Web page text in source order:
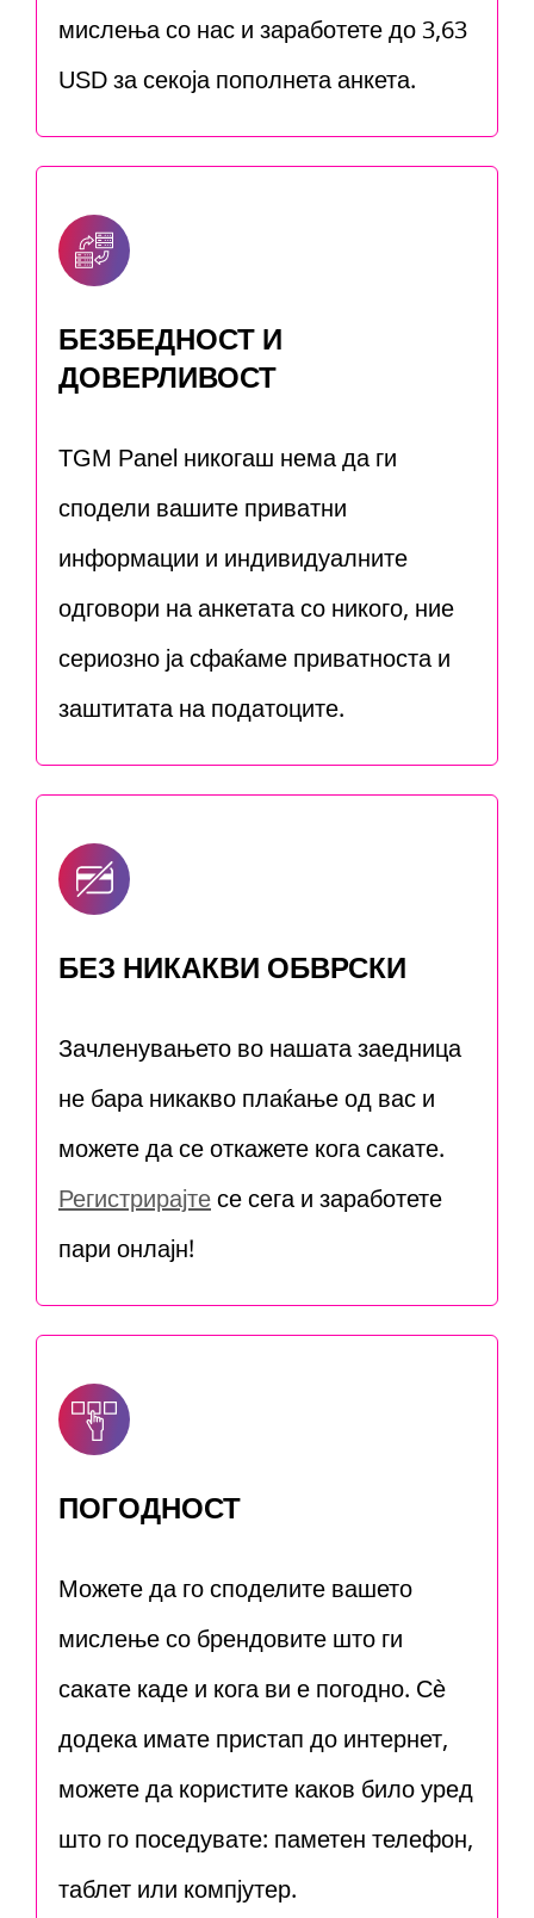
мислења со нас и заработете до 3,63
USD за секоја пополнета анкета.
БЕЗБЕДНОСТ И
ДОВЕРЛИВОСТ
TGM Panel никогаш нема да ги
сподели вашите приватни
информации и индивидуалните
одговори на анкетата со никого, ние
сериозно ја сфаќаме приватноста и
заштитата на податоците.
БЕЗ НИКАКВИ ОБВРСКИ
Зачленувањето во нашата заедница
не бара никакво плаќање од вас и
можете да се откажете кога сакате.
Регистрирајтесе сега и заработете
пари онлајн!
ПОГОДНОСТ
Можете да го споделите вашето
мислење со брендовите што ги
сакате каде и кога ви е погодно. Сè
додека имате пристап до интернет,
можете да користите каков било уред
што го поседувате: паметен телефон,
таблет или компјутер.